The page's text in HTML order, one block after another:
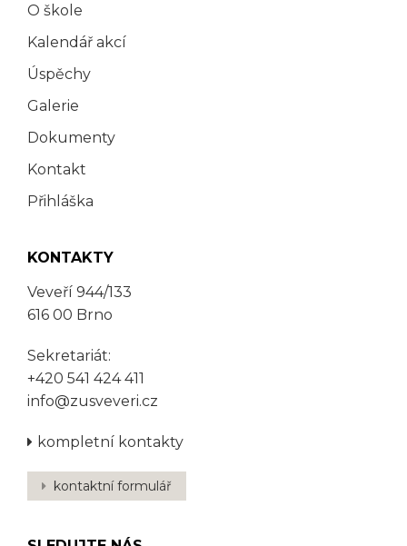
O škole
Kalendář akcí
Úspěchy
Galerie
Dokumenty
Kontakt
Přihláška
KONTAKTY
Veveří 944/133
616 00 Brno
Sekretariát:
+420 541 424 411
info@zusveveri.cz
kompletní kontakty
kontaktní formulář